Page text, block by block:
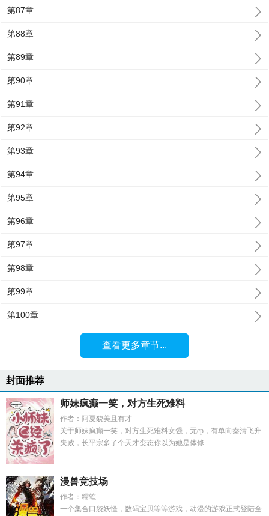
第87章
第88章
第89章
第90章
第91章
第92章
第93章
第94章
第95章
第96章
第97章
第98章
第99章
第100章
查看更多章节...
封面推荐
师妹疯癫一笑，对方生死难料
作者：阿夏貌美且有才
关于师妹疯癫一笑，对方生死难料女强，无cp，有单向秦清飞升
失败，长平宗多了个天才变态你以为她是体修...
漫兽竞技场
作者：糯笔
一个集合口袋妖怪，数码宝贝等等游戏，动漫的游戏正式登陆全